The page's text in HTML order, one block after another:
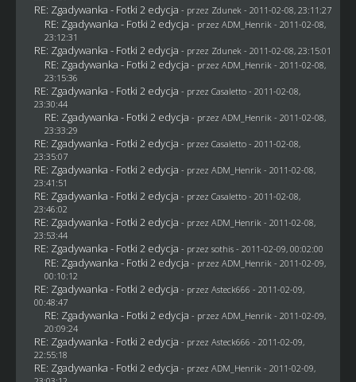
RE: Zgadywanka - Fotki 2 edycja - przez Zdunek - 2011-02-08, 23:11:27
RE: Zgadywanka - Fotki 2 edycja - przez ADM_Henrik - 2011-02-08,
23:12:31
RE: Zgadywanka - Fotki 2 edycja - przez Zdunek - 2011-02-08, 23:15:01
RE: Zgadywanka - Fotki 2 edycja - przez ADM_Henrik - 2011-02-08,
23:15:36
RE: Zgadywanka - Fotki 2 edycja - przez Casaletto- 2011-02-08,
23:30:44
RE: Zgadywanka - Fotki 2 edycja - przez ADM_Henrik - 2011-02-08,
23:33:29
RE: Zgadywanka - Fotki 2 edycja - przez Casaletto- 2011-02-08,
23:35:07
RE: Zgadywanka - Fotki 2 edycja - przez ADM_Henrik - 2011-02-08,
23:41:51
RE: Zgadywanka - Fotki 2 edycja - przez Casaletto- 2011-02-08,
23:46:02
RE: Zgadywanka - Fotki 2 edycja - przez ADM_Henrik - 2011-02-08,
23:53:44
RE: Zgadywanka - Fotki 2 edycja - przez sothis- 2011-02-09, 00:02:00
RE: Zgadywanka - Fotki 2 edycja - przez ADM_Henrik - 2011-02-09,
00:10:12
RE: Zgadywanka - Fotki 2 edycja - przez Asteck666 - 2011-02-09,
00:48:47
RE: Zgadywanka - Fotki 2 edycja - przez ADM_Henrik - 2011-02-09,
20:09:24
RE: Zgadywanka - Fotki 2 edycja - przez Asteck666 - 2011-02-09,
22:55:18
RE: Zgadywanka - Fotki 2 edycja - przez ADM_Henrik - 2011-02-09,